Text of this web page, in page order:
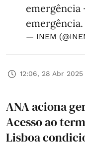
emergência
emergência.
— INEM
12:06, 28 Abr 2025
ANA aciona
Acesso ao
Lisboa